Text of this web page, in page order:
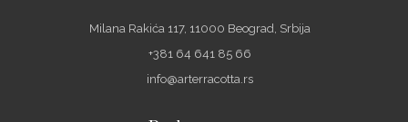
Milana Rakića 117, 11000 Beograd, Srbija
+381 64 641 85 66
info@arterracotta.rs